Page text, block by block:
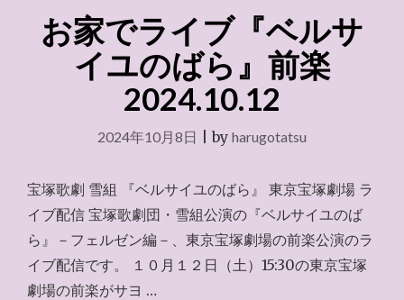
ユ
ば
ら』
千
楽
お家でライブ『ベルサ
イユのばら』前楽
2024.10.12
2024年10月8日 |by harugotatsu
宝塚歌劇 雪組 『ベルサイユのばら』 東京宝塚劇場 ラ
イブ配信 宝塚歌劇団・雪組公演の『ベルサイユのば
ら』－フェルゼン編－、東京宝塚劇場の前楽公演のラ
イブ配信です。 １０月１２日（土）15:30の東京宝塚
劇場の前楽がサヨ …